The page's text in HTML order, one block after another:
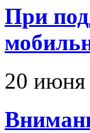
При
20 июня